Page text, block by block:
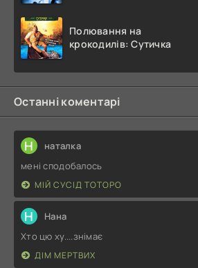
Полювання на
крокодилів: Сутичка
Останні коментарі
Н наталка
мені сподобалось
МІЙ СУСІД ТОТОРО
Н Нана
Хто цю ху....знімає
ДІМ МЕРТВИХ